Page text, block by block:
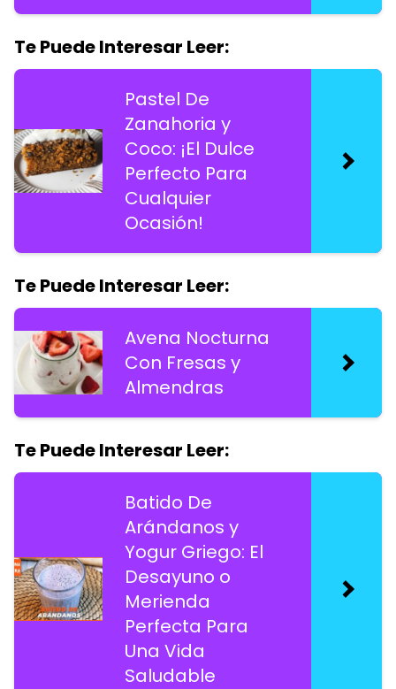
Te Puede Interesar Leer:
Pastel De
Zanahoria y
Coco: ¡El Dulce
Perfecto Para
Cualquier
Ocasión!
Te Puede Interesar Leer:
Avena Nocturna
Con Fresas y
Almendras
Te Puede Interesar Leer:
Batido De
Arándanos y
Yogur Griego: El
Desayuno o
Merienda
Perfecta Para
Una Vida
Saludable